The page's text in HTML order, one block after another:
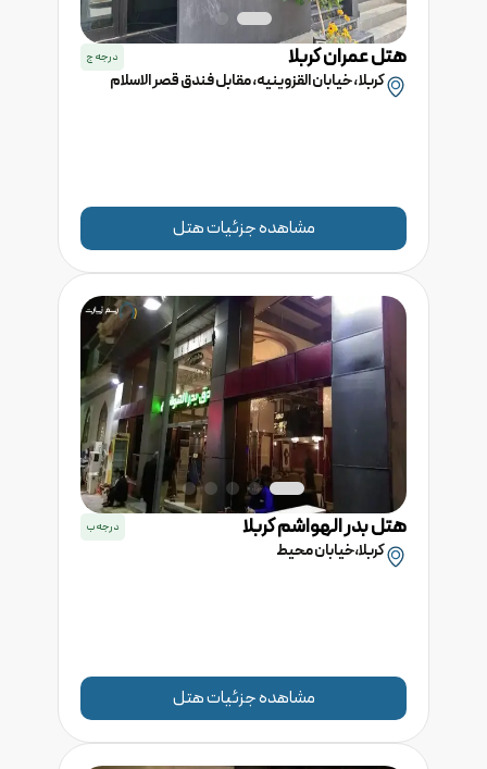
هتلعمرانکربلا درجهج
کربلا ، خیابان القزوینیه، مقابل فندق قصر الاسلام
مشاهده جزئیات هتل
هتلبدر الهواشمکربلا درجهب
کربلا،خیابان محیط
مشاهده جزئیات هتل